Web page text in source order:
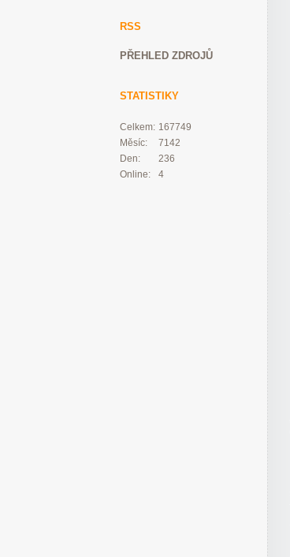
RSS
PŘEHLED ZDROJŮ
STATISTIKY
Online: 4
Celkem: 167749
Měsíc:
7142
Den:
236